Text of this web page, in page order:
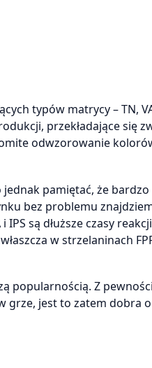
typów matrycy – TN,
przekładające się
odwzorowanie
pamiętać, że
bez problemu
są dłuższe czasy
w strzelaninach
popularnością. Z
grze, jest to zatem dobra